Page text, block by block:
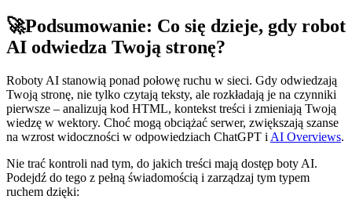
🚀Podsumowanie: Co się dzieje, gdy robot
AI odwiedza Twoją stronę?
Roboty AI stanowią ponad połowę ruchu w sieci. Gdy odwiedzają
Twoją stronę, nie tylko czytają teksty, ale rozkładają je na czynniki
pierwsze – analizują kod HTML, kontekst treści i zmieniają Twoją
wiedzę w wektory. Choć mogą obciążać serwer, zwiększają szanse
na wzrost widoczności w odpowiedziach ChatGPT i AI Overviews.
Nie trać kontroli nad tym, do jakich treści mają dostęp boty AI.
Podejdź do tego z pełną świadomością i zarządzaj tym typem
ruchem dzięki: